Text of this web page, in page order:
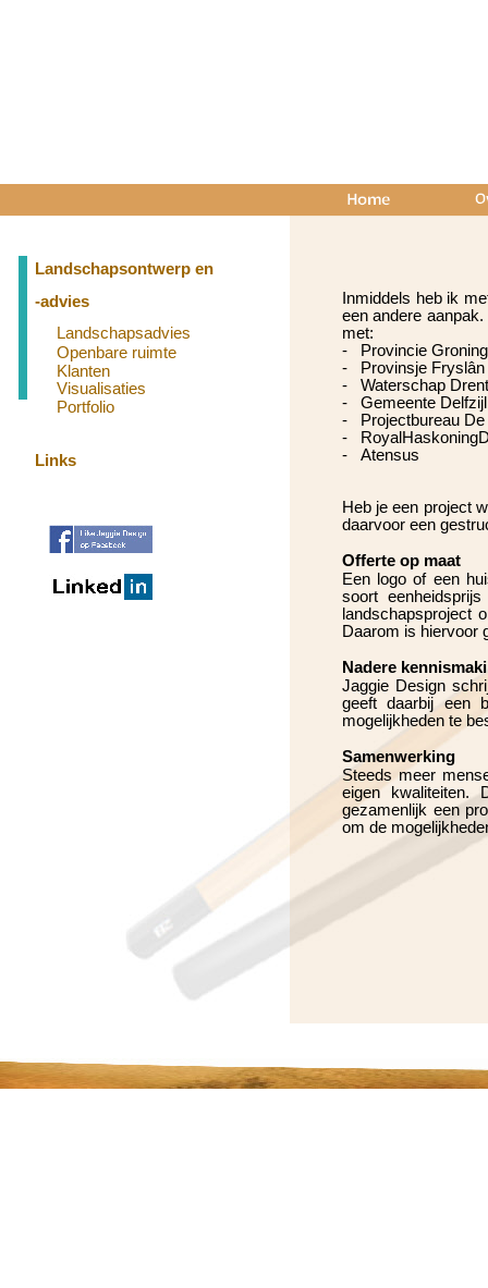
Landschapsontwerp en
-advies
Landschapsadvies
Openbare ruimte
Klanten
Visualisaties
Portfolio
Links
Inmiddels heb ik
een andere
met:
- Provincie
- Provinsje Fryslân
- Waterschap
- Gemeente Delfzijl
- Projectbureau De
-
- Atensus
Heb je een project
daarvoor een
Offerte op maat
Een logo of een
soort
landschapsproject
Daarom is hiervoor
Nadere
Jaggie Design
geeft daarbij een
mogelijkheden te
Samenwerking
Steeds meer
eigen kwaliteiten.
gezamenlijk een
om de